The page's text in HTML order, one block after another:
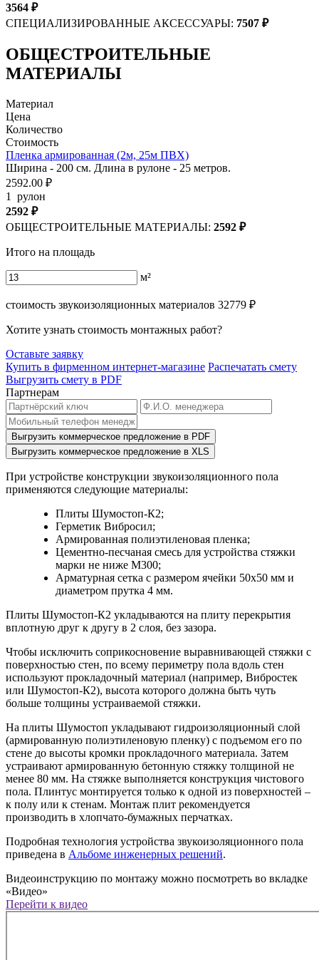
3564 ₽
СПЕЦИАЛИЗИРОВАННЫЕ АКСЕССУАРЫ: 7507 ₽
ОБЩЕСТРОИТЕЛЬНЫЕ
МАТЕРИАЛЫ
Материал
Цена
Количество
Стоимость
Пленка армированная (2м, 25м ПВХ)
Ширина - 200 см. Длина в рулоне - 25 метров.
2592.00 ₽
1
рулон
2592 ₽
ОБЩЕСТРОИТЕЛЬНЫЕ МАТЕРИАЛЫ: 2592 ₽
Итого на площадь
м²
стоимость звукоизоляционных материалов 32779 ₽
Хотите узнать стоимость монтажных работ?
Оставьте заявку
Купить в фирменном интернет-магазине Распечатать смету
Выгрузить смету в PDF
Партнерам
Выгрузить коммерческое предложение в PDF
Выгрузить коммерческое предложение в XLS
При устройстве конструкции звукоизоляционного пола
применяются следующие материалы:
Плиты Шумостоп-К2;
Герметик Вибросил;
Армированная полиэтиленовая пленка;
Цементно-песчаная смесь для устройства стяжки
марки не ниже М300;
Арматурная сетка с размером ячейки 50х50 мм и
диаметром прутка 4 мм.
Плиты Шумостоп-К2 укладываются на плиту перекрытия
вплотную друг к другу в 2 слоя, без зазора.
Чтобы исключить соприкосновение выравнивающей стяжки с
поверхностью стен, по всему периметру пола вдоль стен
используют прокладочный материал (например, Вибростек
или Шумостоп-К2), высота которого должна быть чуть
больше толщины устраиваемой стяжки.
На плиты Шумостоп укладывают гидроизоляционный слой
(армированную полиэтиленовую пленку) с подъемом его по
стене до высоты кромки прокладочного материала. Затем
устраивают армированную бетонную стяжку толщиной не
менее 80 мм. На стяжке выполняется конструкция чистового
пола. Плинтус монтируется только к одной из поверхностей –
к полу или к стенам. Монтаж плит рекомендуется
производить в хлопчато-бумажных перчатках.
Подробная технология устройства звукоизоляционного пола
приведена в Альбоме инженерных решений.
Видеоинструкцию по монтажу можно посмотреть во вкладке
«Видео»
Перейти к видео